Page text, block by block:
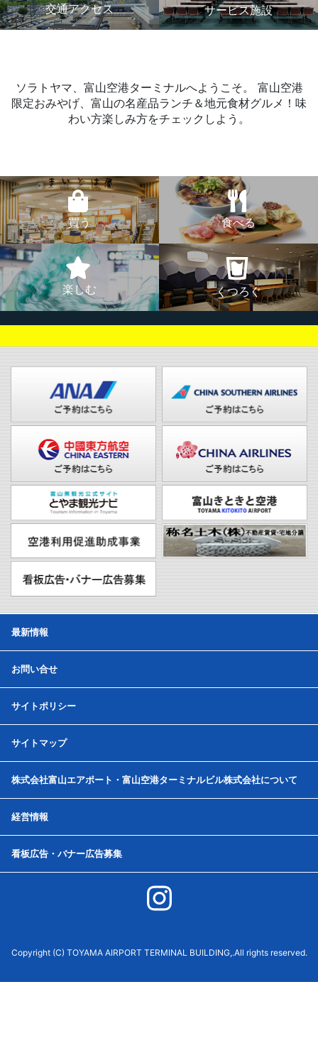
交通アクセス サービス施設
ソラトヤマ、富山空港ターミナルへようこそ。
富山空港
限定おみやげ、富山の名産品ランチ＆地元食材グルメ！味
わい方楽しみ方をチェックしよう。
買う 食べる
楽しむ くつろぐ
最新情報
お問い合せ
サイトポリシー
サイトマップ
株式会社富山エアポート・富山空港ターミナルビル株式会社について
経営情報
看板広告・バナー広告募集
Copyright (C) TOYAMA AIRPORT TERMINAL BUILDING,.All rights reserved.